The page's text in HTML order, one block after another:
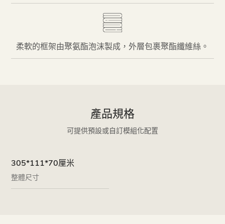
柔軟的框架由聚氨酯泡沫製成，外層包裹聚酯纖維絲。
產品規格
可提供預設或自訂模組化配置
305*111*70厘米
整體尺寸